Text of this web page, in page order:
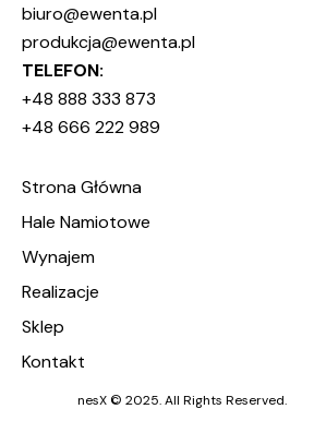
biuro@ewenta.pl
produkcja@ewenta.pl
TELEFON:
+48 888 333 873
+48 666 222 989
Strona Główna
Hale Namiotowe
Wynajem
Realizacje
Sklep
Kontakt
nesX © 2025. All Rights Reserved.